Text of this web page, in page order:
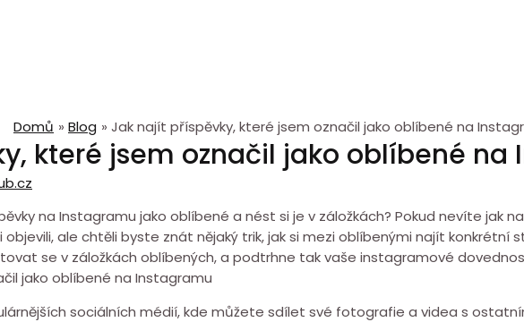
Domů Blog Jak najít příspěvky, které jsem označil jako oblíbené na
které jsem označil jako oblíbené na
na Instagramu jako oblíbené a nést si je v záložkách? Pokud nevíte jak
ale chtěli byste znát nějaký trik, jak si mezi oblíbenými najít
se v záložkách oblíbených, a podtrhne tak vaše instagramové
jako oblíbené na Instagramu
sociálních médií, kde můžete sdílet své fotografie a videa s